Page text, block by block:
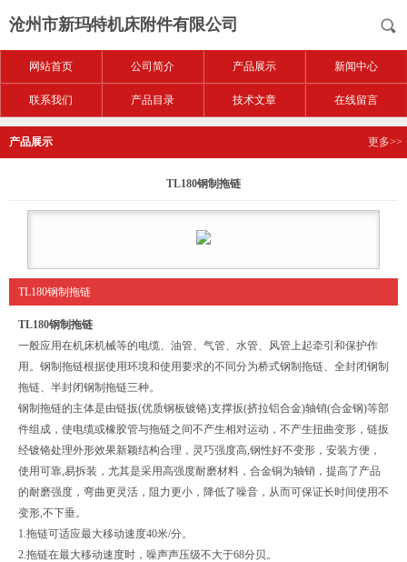
沧州市新玛特机床附件有限公司
网站首页 公司简介 产品展示 新闻中心
联系我们 产品目录 技术文章 在线留言
产品展示 更多>>
TL180钢制拖链
TL180钢制拖链
TL180钢制拖链
一般应用在机床机械等的电缆、油管、气管、水管、风管上起牵引和保护作
用。钢制拖链根据使用环境和使用要求的不同分为桥式钢制拖链、全封闭钢制
拖链、半封闭钢制拖链三种。
钢制拖链的主体是由链扳(优质钢板镀铬)支撑扳(挤拉铝合金)轴销(合金钢)等部
件组成，使电缆或橡胶管与拖链之间不产生相对运动，不产生扭曲变形，链扳
经镀铬处理外形效果新颖结构合理，灵巧强度高,钢性好不变形，安装方便，
使用可靠,易拆装，尤其是采用高强度耐磨材料，合金铜为轴销，提高了产品
的耐磨强度，弯曲更灵活，阻力更小，降低了噪音，从而可保证长时间使用不
变形,不下垂。
1.拖链可适应最大移动速度40米/分。
2.拖链在最大移动速度时，噪声声压级不大于68分贝。